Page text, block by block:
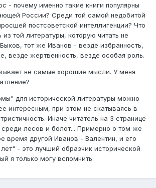
- почему именно такие книги популярны
России? Среди той самой недобитой
постсоветской интеллигенции? Что
из той литературы, которую читать не
тот же Иванов - везде избранность,
везде жертвенность, везде особая роль.
не самые хорошие мысли. У меня
для исторической литературы можно
интересным, при этом не скатываясь в
Иначе читатель на 3 странице
среди лесов и болот... Примерно о том же
время другой Иванов - Валентин, и его
- это лучший образчик исторической
я только могу вспомнить.